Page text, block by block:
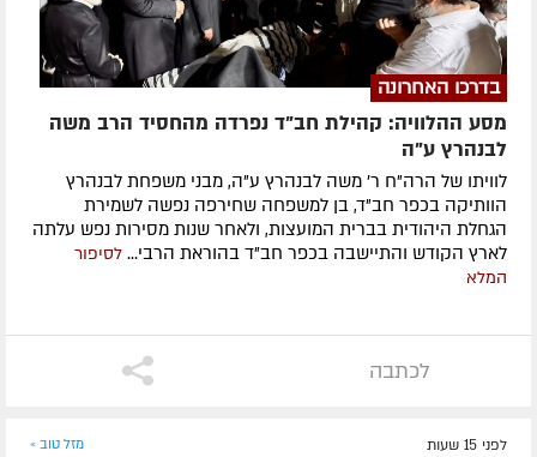
בדרכו האחרונה
מסע ההלוויה: קהילת חב"ד נפרדה מהחסיד הרב משה
לבנהרץ ע"ה
לוויתו של הרה"ח ר' משה לבנהרץ ע"ה, מבני משפחת לבנהרץ
הוותיקה בכפר חב"ד, בן למשפחה שחירפה נפשה לשמירת
הגחלת היהודית בברית המועצות, ולאחר שנות מסירות נפש עלתה
לארץ הקודש והתיישבה בכפר חב"ד בהוראת הרבי... לסיפור
המלא
לכתבה
לפני 15 שעות מזל טוב »